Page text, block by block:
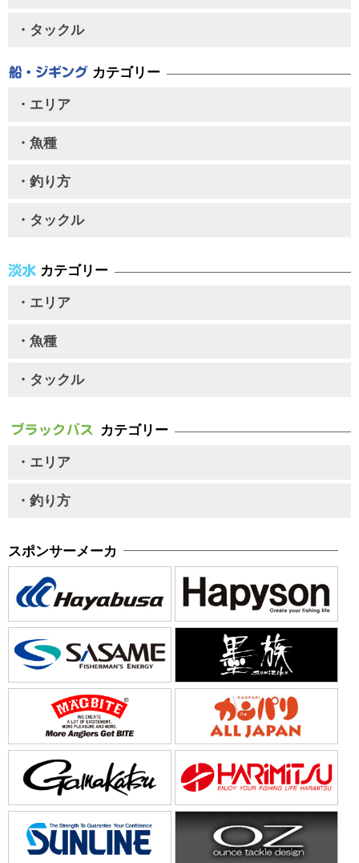
・タックル
カテゴリー
・エリア
・魚種
・釣り方
・タックル
カテゴリー
・エリア
・魚種
・タックル
カテゴリー
・エリア
・釣り方
スポンサーメーカ